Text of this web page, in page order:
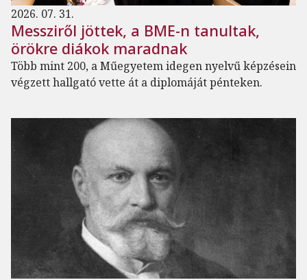
2026. 07. 31.
Messziről jöttek, a BME-n tanultak,
örökre diákok maradnak
Több mint 200, a Műegyetem idegen nyelvű képzésein
végzett hallgató vette át a diplomáját pénteken.